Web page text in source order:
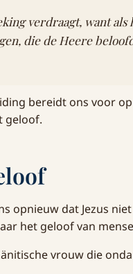
verdraagt, want
die de Heere
bereidt ons voor
geloof.
opnieuw dat Jezus
het geloof van
vrouw die